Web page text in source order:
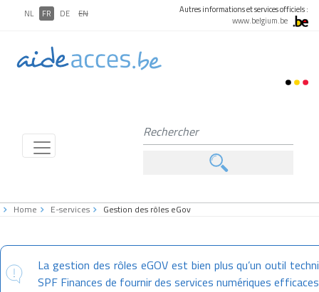
NL FR DE EN
Autres informations et services officiels :
www.belgium.be
Home E-services Gestion des rôles eGov
La gestion des rôles eGOV est bien plus qu’un outil
SPF Finances de fournir des services numériques